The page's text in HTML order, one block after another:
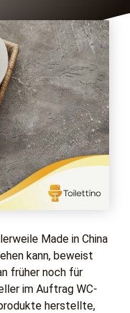
Made in China
kann, beweist
früher noch für
im Auftrag WC-
herstellte,